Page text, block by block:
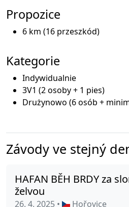
Propozice
6 km (16 przeszkód)
Kategorie
Indywidualnie
3V1 (2 osoby + 1 pies)
Drużynowo (6 osób +
Závody ve stejný
HAFAN BĚH BRDY za
želvou
26. 4. 2025 •
Hořovice